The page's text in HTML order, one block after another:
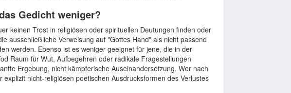
Gedicht weniger?
keinen Trost in religiösen oder spirituellen Deutungen finden oder
ausschließliche Verweisung auf "Gottes Hand" als nicht passend
werden. Ebenso ist es weniger geeignet für jene, die in der
Raum für Wut, Aufbegehren oder radikale Fragestellungen
Ergebung, nicht kämpferische Auseinandersetzung. Wer nach
nicht-religiösen poetischen Ausdrucksformen des Verlustes